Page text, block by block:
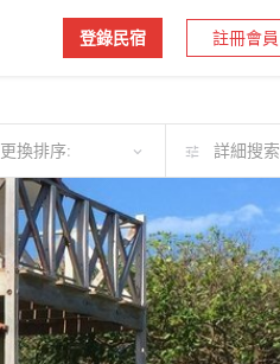
登錄民宿 註冊會員
更換排序: 詳細搜索